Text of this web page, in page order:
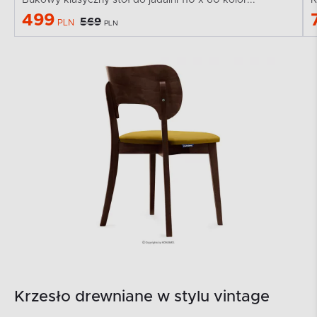
499 PLN 569 PLN
Krzesło drewniane w stylu vintage